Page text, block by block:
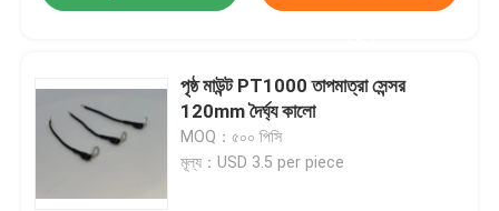
মান নিয়ন্ত্রণ
পৃষ্ঠ মাউন্ট PT1000 তাপমাত্রা সেন্সর
120mm দৈর্ঘ্য কালো
MOQ：৫০০ পিসি
মূল্য：USD 3.5 per piece